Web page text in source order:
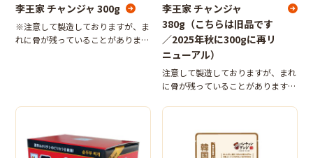
李王家 チャンジャ 300g
※注意して製造しておりますが、ま
れに骨が残っていることがあります
李王家 チャンジャ
380g（こちらは旧品です
／2025年秋に300gに再リ
ニューアル）
注意して製造しておりますが、まれ
に骨が残っていることがありますの